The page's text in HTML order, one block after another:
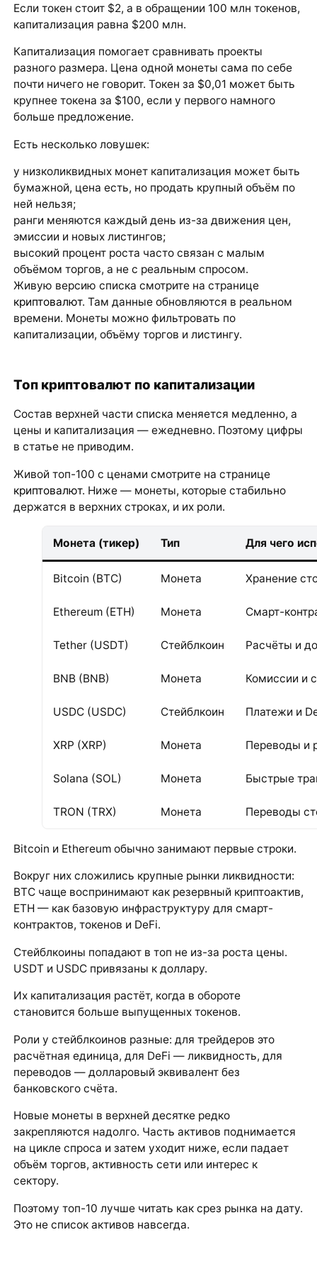
Если токен стоит $2, а в обращении 100 млн токенов,
капитализация равна $200 млн.
Капитализация помогает сравнивать проекты
разного размера. Цена одной монеты сама по себе
почти ничего не говорит. Токен за $0,01 может быть
крупнее токена за $100, если у первого намного
больше предложение.
Есть несколько ловушек:
у низколиквидных монет капитализация может быть
бумажной, цена есть, но продать крупный объём по
ней нельзя;
ранги меняются каждый день из-за движения цен,
эмиссии и новых листингов;
высокий процент роста часто связан с малым
объёмом торгов, а не с реальным спросом.
Живую версию списка смотрите на странице
криптовалют. Там данные обновляются в реальном
времени. Монеты можно фильтровать по
капитализации, объёму торгов и листингу.
Топ криптовалют по капитализации
Состав верхней части списка меняется медленно, а
цены и капитализация — ежедневно. Поэтому цифры
в статье не приводим.
Живой топ-100 с ценами смотрите на странице
криптовалют. Ниже — монеты, которые стабильно
держатся в верхних строках, и их роли.
Монета (тикер) Тип Для чего
Bitcoin (BTC) Монета Хранение
Ethereum (ETH) Монета Смарт-
Tether (USDT) Стейблкоин Расчёты и
BNB (BNB) Монета Комиссии и
USDC (USDC) Стейблкоин Платежи и
XRP (XRP) Монета Переводы и
Solana (SOL) Монета Быстрые
TRON (TRX) Монета Переводы
Bitcoin и Ethereum обычно занимают первые строки.
Вокруг них сложились крупные рынки ликвидности:
BTC чаще воспринимают как резервный криптоактив,
ETH — как базовую инфраструктуру для смарт-
контрактов, токенов и DeFi.
Стейблкоины попадают в топ не из-за роста цены.
USDT и USDC привязаны к доллару.
Их капитализация растёт, когда в обороте
становится больше выпущенных токенов.
Роли у стейблкоинов разные: для трейдеров это
расчётная единица, для DeFi — ликвидность, для
переводов — долларовый эквивалент без
банковского счёта.
Новые монеты в верхней десятке редко
закрепляются надолго. Часть активов поднимается
на цикле спроса и затем уходит ниже, если падает
объём торгов, активность сети или интерес к
сектору.
Поэтому топ-10 лучше читать как срез рынка на дату.
Это не список активов навсегда.